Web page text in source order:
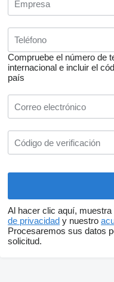
Compruebe el número de
internacional e incluir el
país
Al hacer clic aquí,
de privacidad y nuestro
Procesaremos sus datos
solicitud.